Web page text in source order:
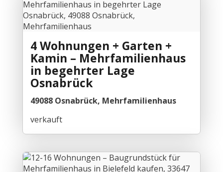
4 Wohnungen + Garten +
Kamin – Mehrfamilienhaus
in begehrter Lage
Osnabrück
49088 Osnabrück, Mehrfamilienhaus
verkauft